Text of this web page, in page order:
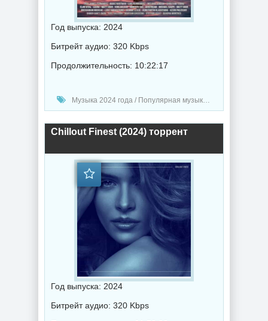
Год выпуска: 2024
Битрейт аудио: 320 Kbps
Продолжительность: 10:22:17
Музыка 2024 года / Популярная музыка / Музыка VA / Chillout music
Chillout Finest (2024) торрент
Год выпуска: 2024
Битрейт аудио: 320 Kbps